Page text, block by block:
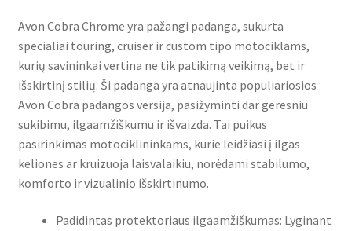
Avon Cobra Chrome yra pažangi padanga, sukurta
specialiai touring, cruiser ir custom tipo motociklams,
kurių savininkai vertina ne tik patikimą veikimą, bet ir
išskirtinį stilių. Ši padanga yra atnaujinta populiariosios
Avon Cobra padangos versija, pasižyminti dar geresniu
sukibimu, ilgaamžiškumu ir išvaizda. Tai puikus
pasirinkimas motociklininkams, kurie leidžiasi į ilgas
keliones ar kruizuoja laisvalaikiu, norėdami stabilumo,
komforto ir vizualinio išskirtinumo.
Padidintas protektoriaus ilgaamžiškumas: Lyginant